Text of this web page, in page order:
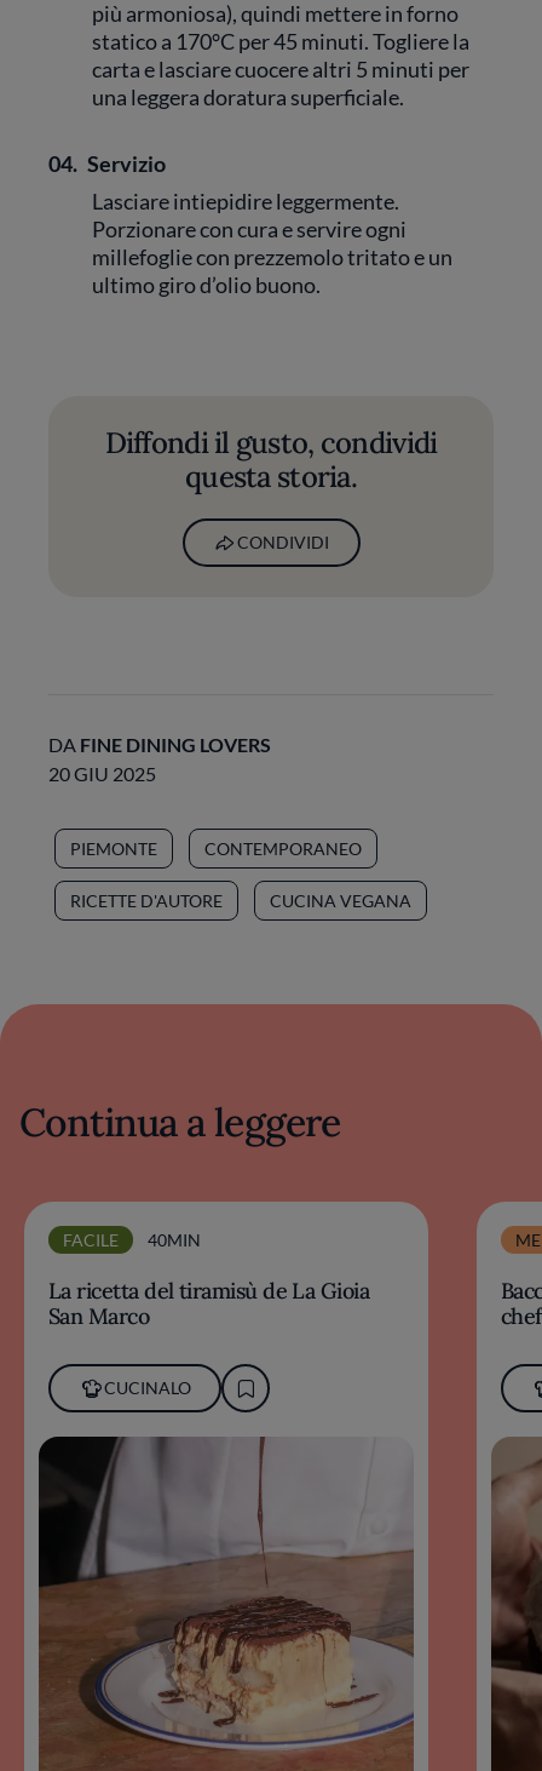
più armoniosa), quindi mettere in forno
statico a 170°C per 45 minuti. Togliere la
carta e lasciare cuocere altri 5 minuti per
una leggera doratura superficiale.
04. Servizio
Lasciare intiepidire leggermente.
Porzionare con cura e servire ogni
millefoglie con prezzemolo tritato e un
ultimo giro d’olio buono.
Diffondi il gusto, condividi
questa storia.
CONDIVIDI
DA FINE DINING LOVERS
20 GIU 2025
PIEMONTE CONTEMPORANEO
RICETTE D'AUTORE CUCINA VEGANA
Continua a leggere
FACILE 40MIN
La ricetta del tiramisù de La Gioia
San Marco
CUCINALO